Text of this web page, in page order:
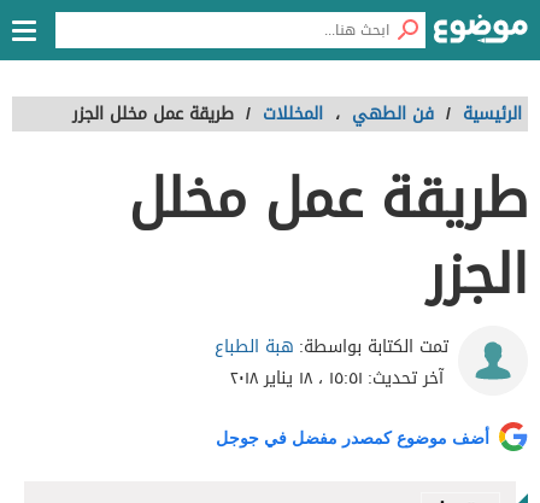
الرئيسية / فن الطهي ، المخللات / طريقة عمل مخلل الجزر
طريقة عمل مخلل
الجزر
تمت الكتابة بواسطة: هبة الطباع
آخر تحديث: ١٥:٥١ ، ١٨ يناير ٢٠١٨
أضف موضوع كمصدر مفضل في جوجل